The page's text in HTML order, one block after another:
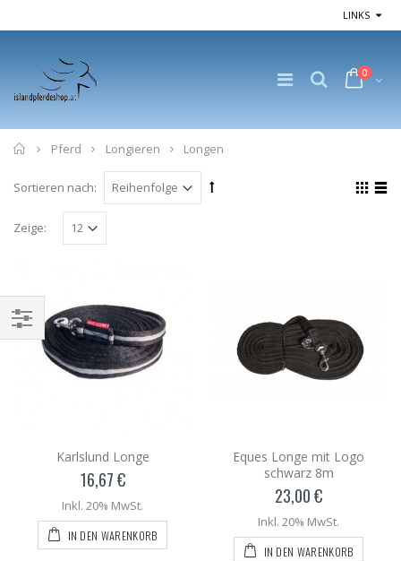
LINKS
0
Home
Pferd Longieren Longen
Sortieren nach:
Zeige:
Karlslund Longe
16,67 €
Inkl. 20% MwSt.
IN DEN WARENKORB
Eques Longe mit Logo
schwarz 8m
23,00 €
Inkl. 20% MwSt.
IN DEN WARENKORB